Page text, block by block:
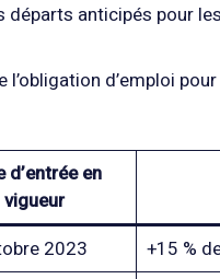
départs anticipés pour
d’emploi
d’entrée en
vigueur
2023
+15 %